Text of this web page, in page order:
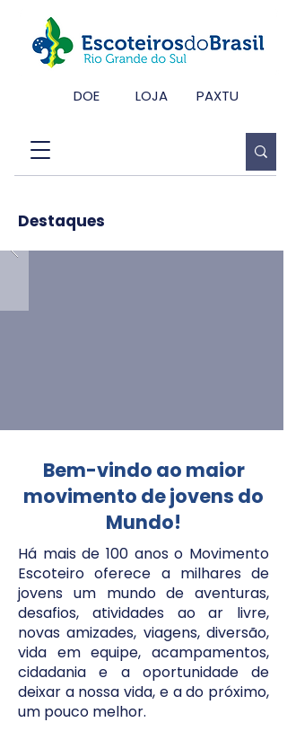
DOE LOJA PAXTU
Destaques
Bem-vindo ao maior
movimento de jovens do
Mundo!
Há mais de 100 anos o Movimento
Escoteiro oferece a milhares de
jovens um mundo de aventuras,
desafios, atividades ao ar livre,
novas amizades, viagens, diversão,
vida em equipe, acampamentos,
cidadania e a oportunidade de
deixar a nossa vida, e a do próximo,
um pouco melhor.